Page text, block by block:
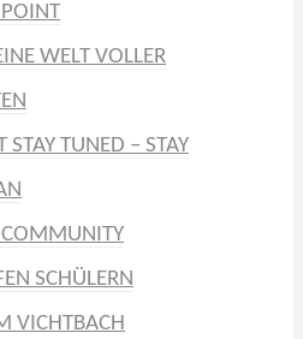
WELT VOLLER
STAY TUNED – STAY
SCHÜLERN
VICHTBACH